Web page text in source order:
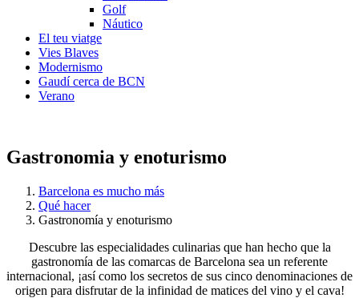
Golf
Náutico
El teu viatge
Vies Blaves
Modernismo
Gaudí cerca de BCN
Verano
Gastronomia y enoturismo
Barcelona es mucho más
Qué hacer
Gastronomía y enoturismo
Descubre las especialidades culinarias que han hecho que la
gastronomía de las comarcas de Barcelona sea un referente
internacional, ¡así como los secretos de sus cinco denominaciones de
origen para disfrutar de la infinidad de matices del vino y el cava!